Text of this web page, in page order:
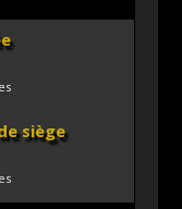
siège